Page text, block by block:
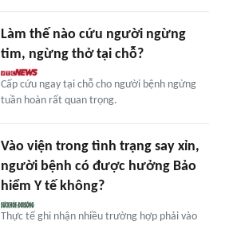
Làm thế nào cứu người ngừng
tim, ngừng thở tại chỗ?
Cấp cứu ngay tại chỗ cho người bệnh ngừng
tuần hoàn rất quan trọng.
Vào viện trong tình trạng say xỉn,
người bệnh có được hưởng Bảo
hiểm Y tế không?
Thực tế ghi nhận nhiều trường hợp phải vào